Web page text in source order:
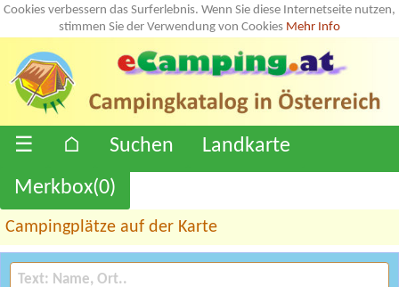
Cookies verbessern das Surferlebnis. Wenn Sie diese Internetseite nutzen,
stimmen Sie der Verwendung von Cookies Mehr Info
☰ ⌂ Suchen
Landkarte
Merkbox(0)
Campingplätze auf der Karte